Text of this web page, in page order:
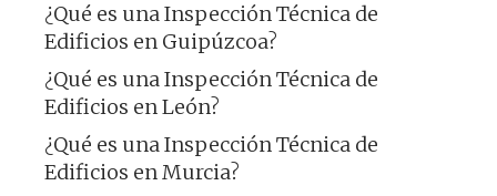
¿Qué es una Inspección Técnica de
Edificios en Guipúzcoa?
¿Qué es una Inspección Técnica de
Edificios en León?
¿Qué es una Inspección Técnica de
Edificios en Murcia?